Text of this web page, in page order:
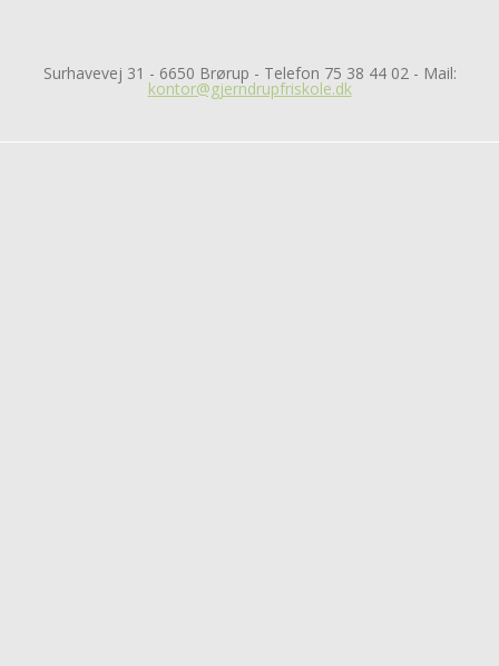
Surhavevej 31 - 6650 Brørup - Telefon 75 38 44 02 - Mail:
kontor@gjerndrupfriskole.dk